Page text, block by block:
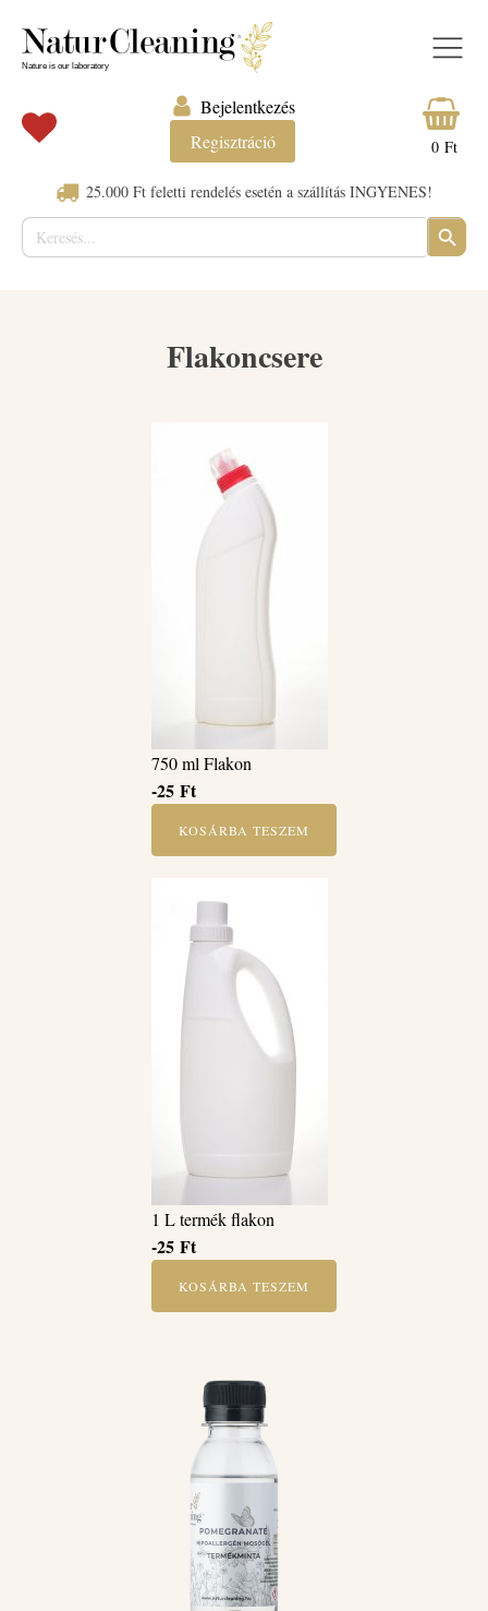
25.000 Ft feletti rendelés esetén a szállítás INGYENES!
Keresés:
SEARCH
BUTTON
Bejelentkezés
Regisztráció
0 Ft
Flakoncsere
750 ml Flakon
-25 Ft
KOSÁRBA TESZEM
1 L termék flakon
-25 Ft
KOSÁRBA TESZEM